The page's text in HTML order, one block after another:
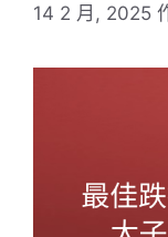
14 2 月, 2025